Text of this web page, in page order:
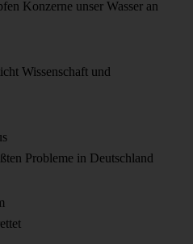
Konzerne unser Wasser an
Wissenschaft und
Probleme in Deutschland